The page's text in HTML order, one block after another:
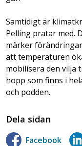
Samtidigt är
Pelling pratar med.
märker
att temperaturen
mobilisera den vilja
hopp som finns i
och podden.
Dela sidan
Facebook